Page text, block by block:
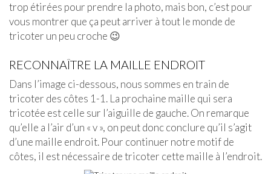
trop étirées pour prendre la photo, mais bon, c’est pour
vous montrer que ça peut arriver à tout le monde de
tricoter un peu croche 😉
RECONNAÎTRE LA MAILLE ENDROIT
Dans l’image ci-dessous, nous sommes en train de
tricoter des côtes 1-1. La prochaine maille qui sera
tricotée est celle sur l’aiguille de gauche. On remarque
qu’elle a l’air d’un « v », on peut donc conclure qu’il s’agit
d’une maille endroit. Pour continuer notre motif de
côtes, il est nécessaire de tricoter cette maille à l’endroit.